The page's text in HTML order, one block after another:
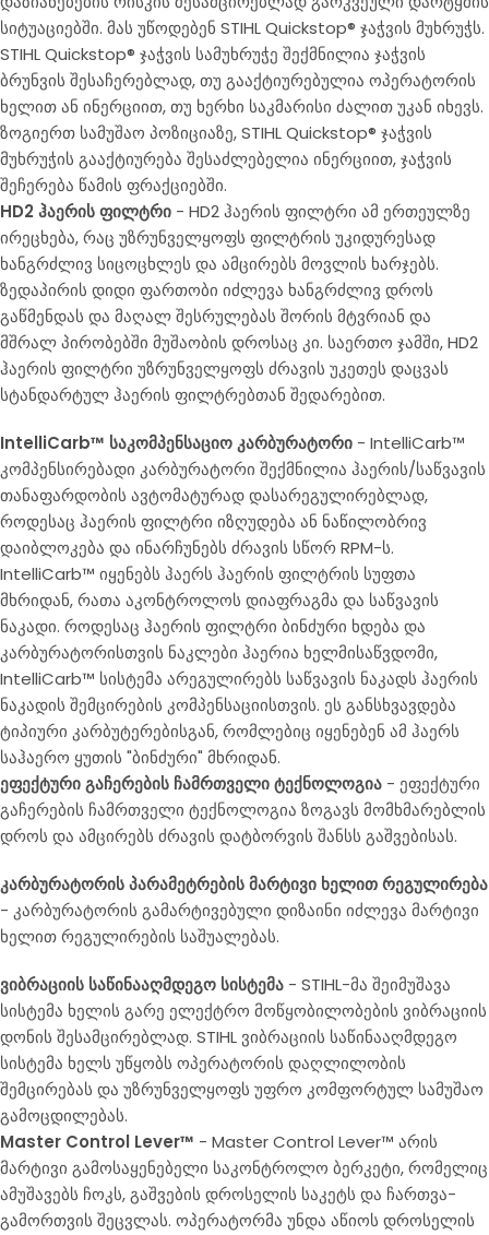
სიტუაციებში. მას უწოდებენ STIHL Quickstop® ჯაჭვის მუხრუჭს.
STIHL Quickstop® ჯაჭვის სამუხრუჭე შექმნილია ჯაჭვის
ბრუნვის შესაჩერებლად, თუ გააქტიურებულია ოპერატორის
ხელით ან ინერციით, თუ ხერხი საკმარისი ძალით უკან იხევს.
ზოგიერთ სამუშაო პოზიციაზე, STIHL Quickstop® ჯაჭვის
მუხრუჭის გააქტიურება შესაძლებელია ინერციით, ჯაჭვის
შეჩერება წამის ფრაქციებში.
HD2 ჰაერის ფილტრი - HD2 ჰაერის ფილტრი ამ ერთეულზე
ირეცხება, რაც უზრუნველყოფს ფილტრის უკიდურესად
ხანგრძლივ სიცოცხლეს და ამცირებს მოვლის ხარჯებს.
ზედაპირის დიდი ფართობი იძლევა ხანგრძლივ დროს
გაწმენდას და მაღალ შესრულებას შორის მტვრიან და
მშრალ პირობებში მუშაობის დროსაც კი. საერთო ჯამში, HD2
ჰაერის ფილტრი უზრუნველყოფს ძრავის უკეთეს დაცვას
სტანდარტულ ჰაერის ფილტრებთან შედარებით.
IntelliCarb™ საკომპენსაციო კარბურატორი - IntelliCarb™
კომპენსირებადი კარბურატორი შექმნილია ჰაერის/საწვავის
თანაფარდობის ავტომატურად დასარეგულირებლად,
როდესაც ჰაერის ფილტრი იზღუდება ან ნაწილობრივ
დაიბლოკება და ინარჩუნებს ძრავის სწორ RPM-ს.
IntelliCarb™ იყენებს ჰაერს ჰაერის ფილტრის სუფთა
მხრიდან, რათა აკონტროლოს დიაფრაგმა და საწვავის
ნაკადი. როდესაც ჰაერის ფილტრი ბინძური ხდება და
კარბურატორისთვის ნაკლები ჰაერია ხელმისაწვდომი,
IntelliCarb™ სისტემა არეგულირებს საწვავის ნაკადს ჰაერის
ნაკადის შემცირების კომპენსაციისთვის. ეს განსხვავდება
ტიპიური კარბუტერებისგან, რომლებიც იყენებენ ამ ჰაერს
საჰაერო ყუთის "ბინძური" მხრიდან.
ეფექტური გაჩერების ჩამრთველი ტექნოლოგია - ეფექტური
გაჩერების ჩამრთველი ტექნოლოგია ზოგავს მომხმარებლის
დროს და ამცირებს ძრავის დატბორვის შანსს გაშვებისას.
კარბურატორის პარამეტრების მარტივი ხელით რეგულირება
- კარბურატორის გამარტივებული დიზაინი იძლევა მარტივი
ხელით რეგულირების საშუალებას.
ვიბრაციის საწინააღმდეგო სისტემა - STIHL-მა შეიმუშავა
სისტემა ხელის გარე ელექტრო მოწყობილობების ვიბრაციის
დონის შესამცირებლად. STIHL ვიბრაციის საწინააღმდეგო
სისტემა ხელს უწყობს ოპერატორის დაღლილობის
შემცირებას და უზრუნველყოფს უფრო კომფორტულ სამუშაო
გამოცდილებას.
Master Control Lever™ - Master Control Lever™ არის
მარტივი გამოსაყენებელი საკონტროლო ბერკეტი, რომელიც
ამუშავებს ჩოკს, გაშვების დროსელის საკეტს და ჩართვა-
გამორთვის შეცვლას. ოპერატორმა უნდა აწიოს დროსელის